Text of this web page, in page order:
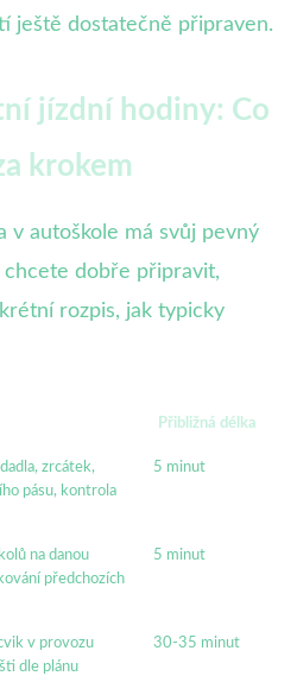
ještě dostatečně připraven.
jízdní hodiny: Co
krokem
v autoškole má svůj pevný
chcete dobře připravit,
rozpis, jak typicky
Přibližná délka
zrcátek,
pásu, kontrola
5 minut
na danou
předchozích
5 minut
v provozu
dle plánu
30-35 minut